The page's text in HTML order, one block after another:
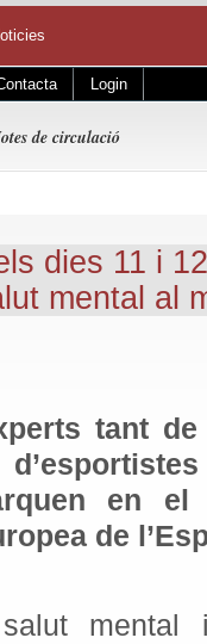
Login
de circulació
dies 11 i
mental al
tant
en
de
mental